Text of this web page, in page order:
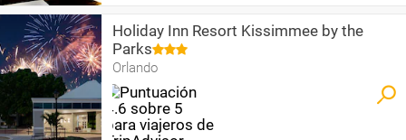
Holiday Inn Resort Kissimmee by the
Parks
Orlando